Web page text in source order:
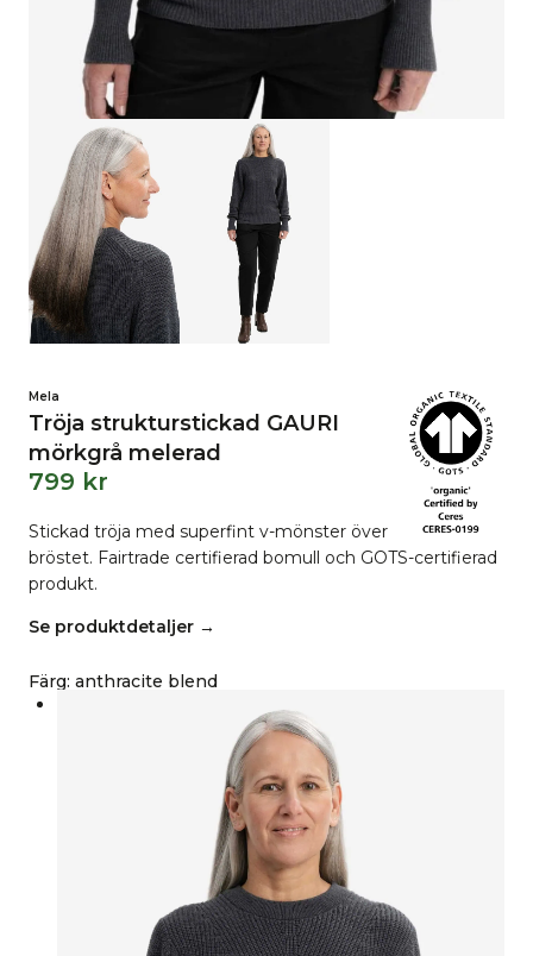
Mela
Tröja strukturstickad GAURI
mörkgrå melerad
799 kr
Stickad tröja med superfint v-mönster över
bröstet. Fairtrade certifierad bomull och GOTS-certifierad
produkt.
Se produktdetaljer →
Färg: anthracite blend